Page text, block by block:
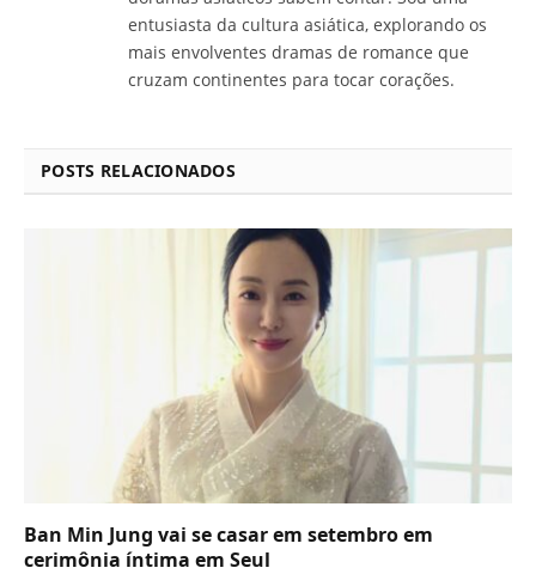
entusiasta da cultura asiática, explorando os
mais envolventes dramas de romance que
cruzam continentes para tocar corações.
POSTS RELACIONADOS
Ban Min Jung vai se casar em setembro em
cerimônia íntima em Seul